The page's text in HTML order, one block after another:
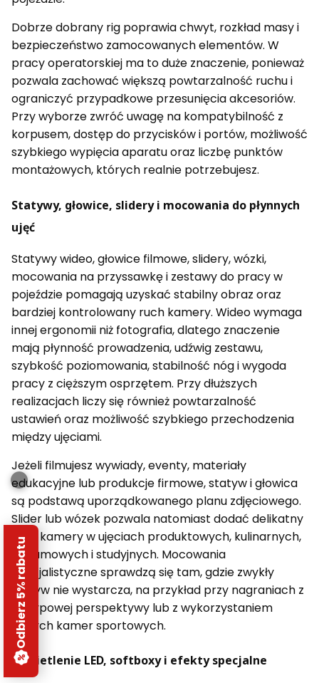
Dobrze dobrany rig poprawia chwyt, rozkład masy i
bezpieczeństwo zamocowanych elementów. W
pracy operatorskiej ma to duże znaczenie, ponieważ
pozwala zachować większą powtarzalność ruchu i
ograniczyć przypadkowe przesunięcia akcesoriów.
Przy wyborze zwróć uwagę na kompatybilność z
korpusem, dostęp do przycisków i portów, możliwość
szybkiego wypięcia aparatu oraz liczbę punktów
montażowych, których realnie potrzebujesz.
Statywy, głowice, slidery i mocowania do płynnych
ujęć
Statywy wideo, głowice filmowe, slidery, wózki,
mocowania na przyssawkę i zestawy do pracy w
pojeździe pomagają uzyskać stabilny obraz oraz
bardziej kontrolowany ruch kamery. Wideo wymaga
innej ergonomii niż fotografia, dlatego znaczenie
mają płynność prowadzenia, udźwig zestawu,
szybkość poziomowania, stabilność nóg i wygoda
pracy z cięższym osprzętem. Przy dłuższych
realizacjach liczy się również powtarzalność
ustawień oraz możliwość szybkiego przechodzenia
między ujęciami.
Jeżeli filmujesz wywiady, eventy, materiały
edukacyjne lub produkcje firmowe, statyw i głowica
są podstawą uporządkowanego planu zdjęciowego.
Slider lub wózek pozwala natomiast dodać delikatny
ruch kamery w ujęciach produktowych, kulinarnych,
reklamowych i studyjnych. Mocowania
specjalistyczne sprawdzą się tam, gdzie zwykły
statyw nie wystarcza, na przykład przy nagraniach z
nietypowej perspektywy lub z wykorzystaniem
małych kamer sportowych.
Oświetlenie LED, softboxy i efekty specjalne
Odbierz 5% rabatu